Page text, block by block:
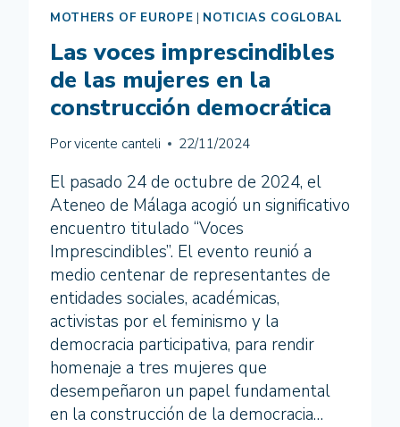
LA
PREVENCIÓN
DE
LA
VIOLENCIA
DE
MOTHERS OF EUROPE NOTICIAS COGLOBAL
Las voces imprescindibles
de las mujeres en la
construcción democrática
Porvicente canteli 22/11/2024
El pasado 24 de octubre de 2024, el
Ateneo de Málaga acogió un significativo
encuentro titulado “Voces
Imprescindibles”. El evento reunió a
medio centenar de representantes de
entidades sociales, académicas,
activistas por el feminismo y la
democracia participativa, para rendir
homenaje a tres mujeres que
desempeñaron un papel fundamental
en la construcción de la democracia…